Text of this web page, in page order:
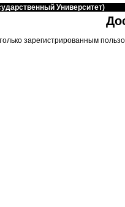
Университет)
зарегистрированным